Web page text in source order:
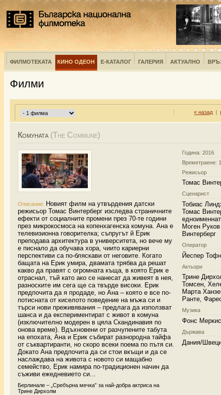
ФИЛМОТЕКАТА КИНО ОДЕОН Е-КАТАЛОГ ГАЛЕРИЯ АКТУАЛНО
Филми
« назад |
Комуната (The Commune)
Описание: Новият филм на утвърдения датски
режисьор Томас Винтерберг изследва страничните
ефекти от социалните промени през 70-те години
през микрокосмоса на копенхагенска комуна. Ана е
телевизионна говорителка; съпругът й Ерик
преподава архитектура в университета, но вече му
е писнало да обучава хора, чиито кариерни
перспективи са по-бляскави от неговите. Когато
бащата на Ерик умира, двамата трябва да решат
какво да правят с огромната къща, в която Ерик е
отраснал, тъй като ако се нанесат да живеят в нея,
разноските им сега ще са твърде високи. Ерик
предпочита да я продаде, но Ана – която е все по-
потисната от киселото поведение на мъжа си и
търси нови преживявания – предлага да използват
шанса и да експериментират с живот в комуна
(изключително модерен в цяла Скандинавия по
онова време). Вдъхновени от разчупените табута
на епохата, Ана и Ерик събират разнородна тайфа
от съквартиранти, но скоро всеки поема по пътя си.
Докато Ана предпочита да си стои вкъщи и да се
наслаждава на живота с новото си мащабно
семейство, Ерик намира по-традиционен начин да
съживи ежедневието си...
Берлинале – „Сребърна мечка” за най-добра актриса на
Трине Дирхолм
Година: 2016
Времетраене:
Режисьор
Томас
Сценарист
Тобиас
Томас
Моген
Винтерберг
Оператор
Йеспер
Актьори
Трине
Томсен,
Марта
Ранте,
Музика
Фонс
Държава
Дания/